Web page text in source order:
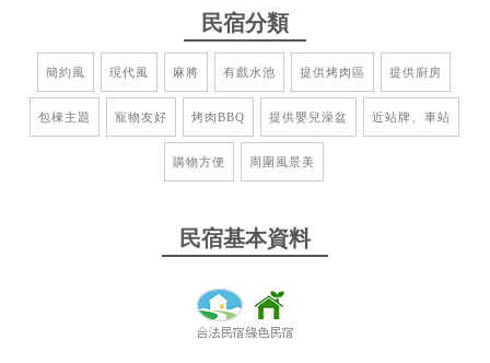
民宿分類
簡約風 現代風 麻將 有戲水池 提供烤肉區 提供廚房
包棟主題 寵物友好 烤肉BBQ 提供嬰兒澡盆 近站牌、車站
購物方便 周圍風景美
民宿基本資料